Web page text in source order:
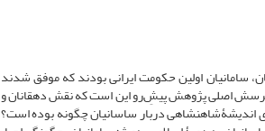
سامانیان اولین حکومت ایرانی بودند که موفق شدند
اصلی پژوهش پیشِ‌رو این است که نقش دهقانان و
اندیشۀشاهنشاهی دربار ساسانیان چگونه بوده است؟